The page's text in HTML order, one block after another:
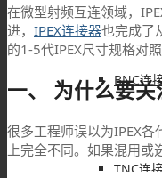
BNC连
TNC连
在微型射频互连领域，
进， IPEX连接器也完成了
的1-5代IPEX尺寸规格对
一、 为什么要关
很多工程师误以为IPEX
上完全不同。如果混用